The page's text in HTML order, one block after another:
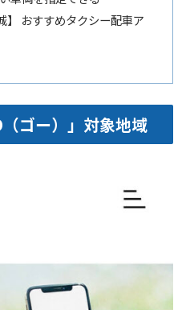
】 おすすめタクシー配車ア
ゴー）」対象地域